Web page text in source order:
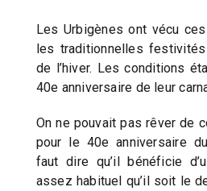
Les Urbigènes ont vécu
les traditionnelles
de l’hiver. Les conditions
40e anniversaire de leur
On ne pouvait pas rêver de
pour le 40e anniversaire
faut dire qu’il bénéficie
assez habituel qu’il soit le